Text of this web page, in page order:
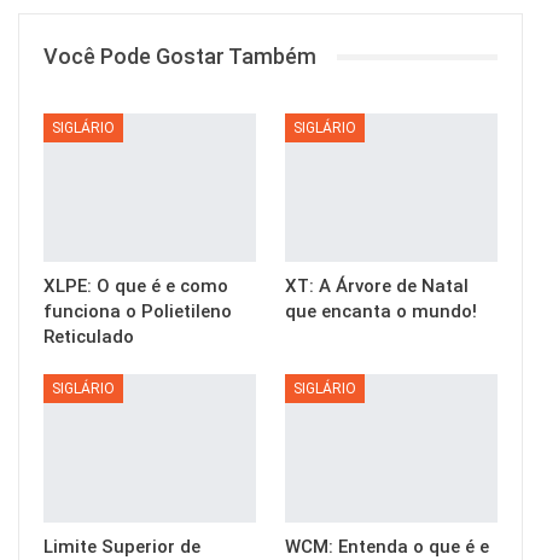
Você Pode Gostar Também
SIGLÁRIO
XLPE: O que é e como
funciona o Polietileno
Reticulado
SIGLÁRIO
XT: A Árvore de Natal
que encanta o mundo!
SIGLÁRIO
Limite Superior de
SIGLÁRIO
WCM: Entenda o que é e